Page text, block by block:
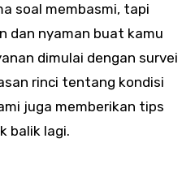
soal membasmi, tapi
dan nyaman buat kamu
dimulai dengan survei
rinci tentang kondisi
juga memberikan tips
balik lagi.